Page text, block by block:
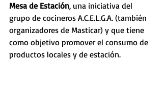
Mesa de Estación, una iniciativa del
grupo de cocineros A.C.E.L.G.A. (también
organizadores de Masticar) y que tiene
como objetivo promover el consumo de
productos locales y de estación.